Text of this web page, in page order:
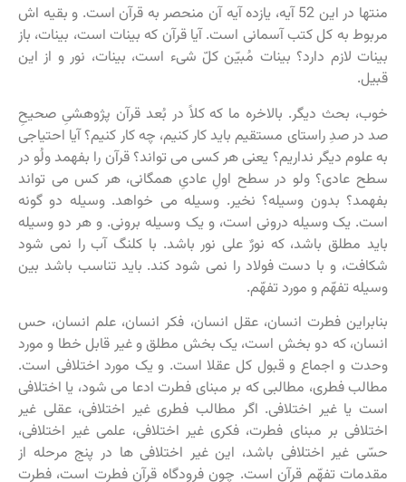
منتها در این 52 آیه، یازده آیه آن منحصر به قرآن است. و بقیه اش
مربوط به کل کتب آسمانی است. آیا قرآن که بینات است، بینات، باز
بینات لازم دارد؟ بینات مُبیّن کلّ شیء است، بینات، نور و از این
قبیل.
خوب، بحث دیگر. بالاخره ما که کلاً در بُعد قرآن پژوهشیِ صحیحِ
صد در صدِ راستای مستقیم باید کار کنیم، چه کار کنیم؟ آیا احتیاجی
به علوم دیگر نداریم؟ یعنی هر کسی می تواند؟ قرآن را بفهمد ولُو در
سطح عادی؟ ولو در سطح اولِ عادیِ همگانی، هر کس می تواند
بفهمد؟ بدون وسیله؟ نخیر. وسیله می خواهد. وسیله دو گونه
است. یک وسیله درونی است، و یک وسیله برونی. و هر دو وسیله
باید مطلق باشد، که نورٌ علی نور باشد. با کلنگ آب را نمی شود
شکافت، و با دست فولاد را نمی شود کند. باید تناسب باشد بین
وسیله تفهّم و مورد تفهّم.
بنابراین فطرت انسان، عقل انسان، فکر انسان، علم انسان، حس
انسان، که دو بخش است، یک بخش مطلق و غیر قابل خطا و مورد
وحدت و اجماع و قبول کل عقلا است. و یک مورد اختلافی است.
مطالب فطری، مطالبی که بر مبنای فطرت ادعا می شود، یا اختلافی
است یا غیر اختلافی. اگر مطالب فطری غیر اختلافی، عقلی غیر
اختلافی بر مبنای فطرت، فکری غیر اختلافی، علمی غیر اختلافی،
حسّی غیر اختلافی باشد، این غیر اختلافی ها در پنج مرحله از
مقدمات تفهّم قرآن است. چون فرودگاه قرآن فطرت است، فطرت